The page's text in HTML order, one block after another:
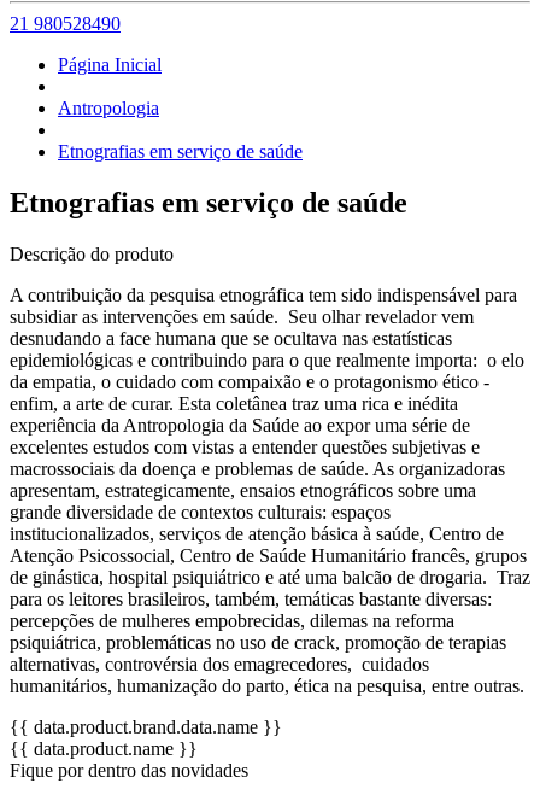
21 980528490
Página Inicial
Antropologia
Etnografias em serviço de saúde
Etnografias em serviço de saúde
Descrição do produto
A contribuição da pesquisa etnográfica tem sido indispensável para
subsidiar as intervenções em saúde. Seu olhar revelador vem
desnudando a face humana que se ocultava nas estatísticas
epidemiológicas e contribuindo para o que realmente importa: o elo
da empatia, o cuidado com compaixão e o protagonismo ético -
enfim, a arte de curar. Esta coletânea traz uma rica e inédita
experiência da Antropologia da Saúde ao expor uma série de
excelentes estudos com vistas a entender questões subjetivas e
macrossociais da doença e problemas de saúde. As organizadoras
apresentam, estrategicamente, ensaios etnográficos sobre uma
grande diversidade de contextos culturais: espaços
institucionalizados, serviços de atenção básica à saúde, Centro de
Atenção Psicossocial, Centro de Saúde Humanitário francês, grupos
de ginástica, hospital psiquiátrico e até uma balcão de drogaria. Traz
para os leitores brasileiros, também, temáticas bastante diversas:
percepções de mulheres empobrecidas, dilemas na reforma
psiquiátrica, problemáticas no uso de crack, promoção de terapias
alternativas, controvérsia dos emagrecedores, cuidados
humanitários, humanização do parto, ética na pesquisa, entre outras.
{{ data.product.brand.data.name }}
{{ data.product.name }}
Fique por dentro das novidades